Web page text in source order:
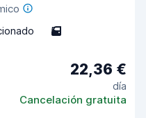
5
22,36 €
día
Cancelación gratuita